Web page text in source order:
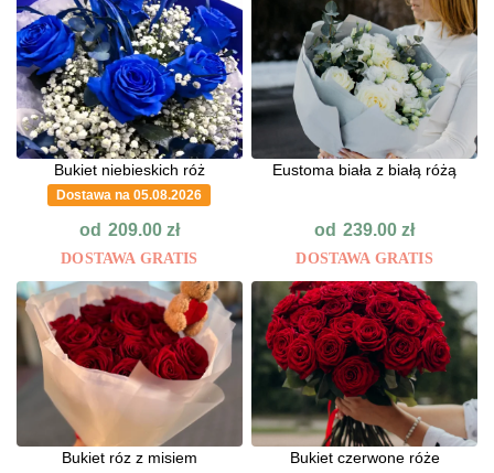
Bukiet niebieskich róż
Dostawa na 05.08.2026
od 209.00 zł
DOSTAWA GRATIS
Eustoma biała z białą różą
od 239.00zł
DOSTAWA GRATIS
Bukiet róz z misiem Bukiet czerwone róże